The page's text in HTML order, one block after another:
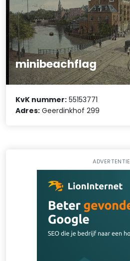
minibeachflag
KvK nummer: 55153771
Adres: Geerdinkhof 299
ADVERTENTIE